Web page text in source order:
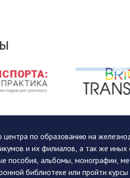
центра по образованию на
и их филиалов, а так же
пособия, альбомы, монографии,
библиотеке или пройти